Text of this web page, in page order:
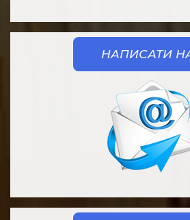
НАПИСАТИ